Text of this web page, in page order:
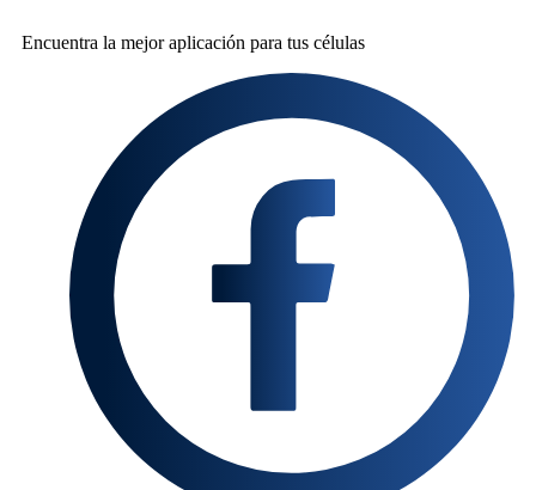
Encuentra la mejoraplicación para tus células